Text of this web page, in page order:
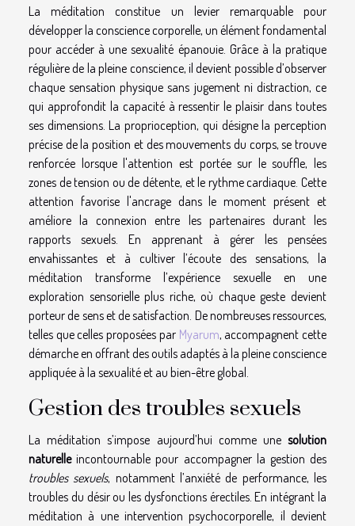
La méditation constitue un levier remarquable pour
développer la conscience corporelle, un élément fondamental
pour accéder à une sexualité épanouie. Grâce à la pratique
régulière de la pleine conscience, il devient possible d’observer
chaque sensation physique sans jugement ni distraction, ce
qui approfondit la capacité à ressentir le plaisir dans toutes
ses dimensions. La proprioception, qui désigne la perception
précise de la position et des mouvements du corps, se trouve
renforcée lorsque l'attention est portée sur le souffle, les
zones de tension ou de détente, et le rythme cardiaque. Cette
attention favorise l'ancrage dans le moment présent et
améliore la connexion entre les partenaires durant les
rapports sexuels. En apprenant à gérer les pensées
envahissantes et à cultiver l’écoute des sensations, la
méditation transforme l’expérience sexuelle en une
exploration sensorielle plus riche, où chaque geste devient
porteur de sens et de satisfaction. De nombreuses ressources,
telles que celles proposées par Myarum, accompagnent cette
démarche en offrant des outils adaptés à la pleine conscience
appliquée à la sexualité et au bien-être global.
Gestion des troubles sexuels
La méditation s’impose aujourd’hui comme une solution
naturelleincontournable pour accompagner la gestion des
troubles sexuels, notamment l’anxiété de performance, les
troubles du désir ou les dysfonctions érectiles. En intégrant la
méditation à une intervention psychocorporelle, il devient